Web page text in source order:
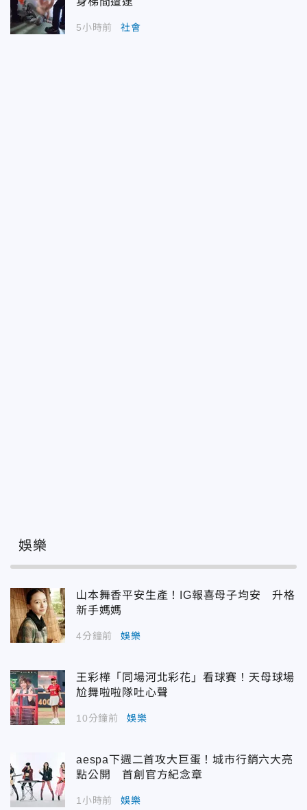
5小時前 社會
娛樂
山本舞香平安生產！IG報喜母子均安 升格
新手媽媽
4分鐘前 娛樂
王彩樺「同場河北彩花」看球賽！天母球場
尬舞啦啦隊吐心聲
10分鐘前 娛樂
aespa下週二首攻大巨蛋！城市行銷六大亮
點公開 首創官方紀念章
1小時前 娛樂